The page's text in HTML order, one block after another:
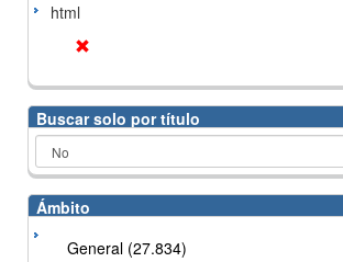
html
Buscar solo por título
Ámbito
General (27.834)